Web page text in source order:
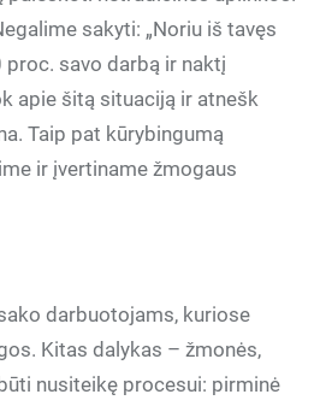
sakyti: „Noriu iš tavęs
savo darbą ir naktį
apie šitą situaciją ir atnešk
Taip pat kūrybingumą
ir įvertiname žmogaus
darbuotojams, kuriose
Kitas dalykas – žmonės,
nusiteikę procesui: pirminė